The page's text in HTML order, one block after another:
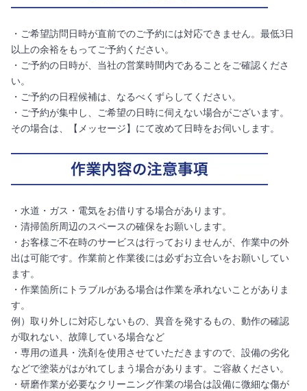
・ご希望訪問日時が直前でのご予約には対応できません。最低3日
以上の余裕をもってご予約ください。
・ご予約の日時が、当社の営業時間内であることをご確認くださ
い。
・ご予約の日程候補は、なるべくずらしてください。
・ご予約が集中し、ご希望の日時に伺えない場合がございます。
その場合は、【メッセージ】にて改めて日時をお伺いします。
・水道・ガス・電気をお借りする場合があります。
・清掃箇所周辺のスペースの確保をお願いします。
・お客様ご不在時のサービスは行っておりませんが、作業中の外
出は可能です。作業前と作業後には必ずお立合いをお願いしてい
ます。
・作業箇所にトラブルがある場合は作業を承れないことがありま
す。
例）取り外しに対応しないもの、異音を発するもの、動作の確認
が取れない、故障している場合など
・専用の道具・洗剤を使用させていただきますので、設備の劣化
などで塗装がはがれてしまう場合があります。ご容赦ください。
・研磨作業が必要なクリーニング作業の場合は設備に微細な傷が